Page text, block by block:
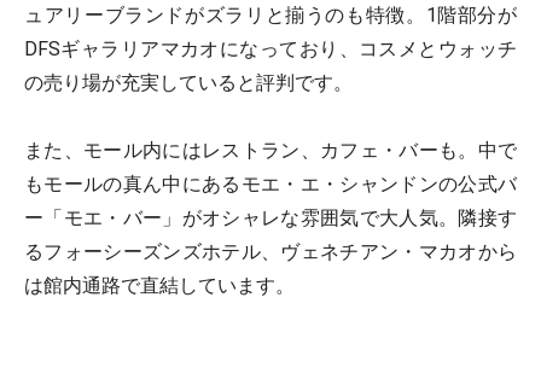
ュアリーブランドがズラリと揃うのも特徴。1階部分が
DFSギャラリアマカオになっており、コスメとウォッチ
の売り場が充実していると評判です。
また、モール内にはレストラン、カフェ・バーも。中で
もモールの真ん中にあるモエ・エ・シャンドンの公式バ
ー「モエ・バー」がオシャレな雰囲気で大人気。隣接す
るフォーシーズンズホテル、ヴェネチアン・マカオから
は館内通路で直結しています。